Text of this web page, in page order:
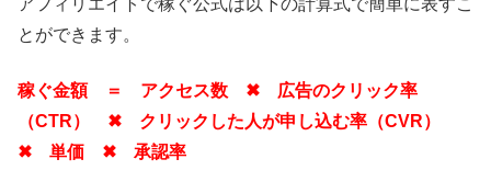
アフィリエイトで稼ぐ公式は以下の計算式で簡単に表すこ
とができます。
稼ぐ金額 ＝ アクセス数 ✖ 広告のクリック率
（CTR） ✖ クリックした人が申し込む率（CVR）
✖ 単価 ✖ 承認率